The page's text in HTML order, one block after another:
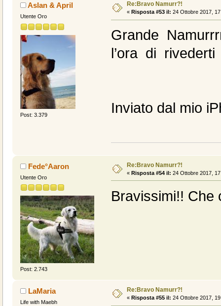
Aslan & April
Utente Oro
Post: 3.379
Re:Bravo Namurr?!
« Risposta #53 il: 24 Ottobre 2017,
Grande
l’ora di rivederti
Inviato dal mio
Fede°Aaron
Utente Oro
Post: 2.743
Re:Bravo Namurr?!
« Risposta #54 il: 24 Ottobre 2017,
Bravissimi!! Che
LaMaria
Life with Maebh
Re:Bravo Namurr?!
« Risposta #55 il: 24 Ottobre 2017,